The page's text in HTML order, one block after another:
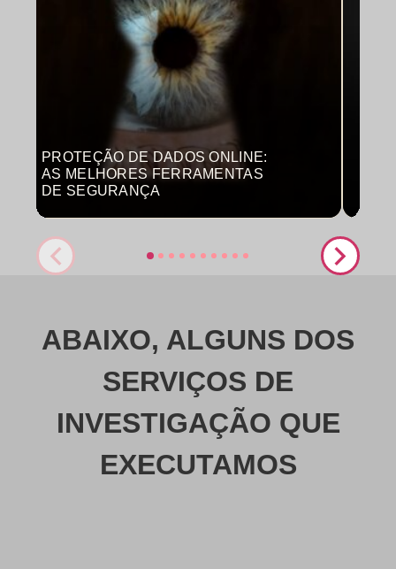
PROTEÇÃO DE DADOS ONLINE:
AS MELHORES FERRAMENTAS
DE SEGURANÇA
ABAIXO, ALGUNS DOS
SERVIÇOS DE
INVESTIGAÇÃO QUE
EXECUTAMOS